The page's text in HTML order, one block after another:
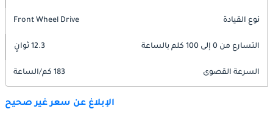
نوع القيادة Front Wheel Drive
التسارع من 0 إلى 100 كلم بالساعة 12.3 ثوانٍ
السرعة القصوى 183 كم/الساعة
الإبلاغ عن سعر غير صحيح